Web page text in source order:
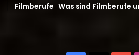
Filmberufe | Was sind Filmberufe